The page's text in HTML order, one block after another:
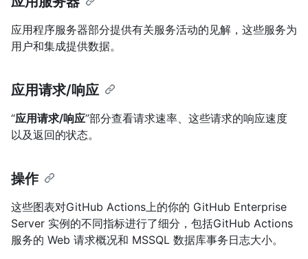
应用程序服务器部分提供有关服务活动的见解，这些服务为
用户和集成提供数据。
应用请求/响应
“应用请求/响应”部分查看请求速率、这些请求的响应速度
以及返回的状态。
操作
这些图表对GitHub Actions上的你的 GitHub Enterprise
Server 实例的不同指标进行了细分，包括GitHub Actions
服务的 Web 请求概况和 MSSQL 数据库事务日志大小。